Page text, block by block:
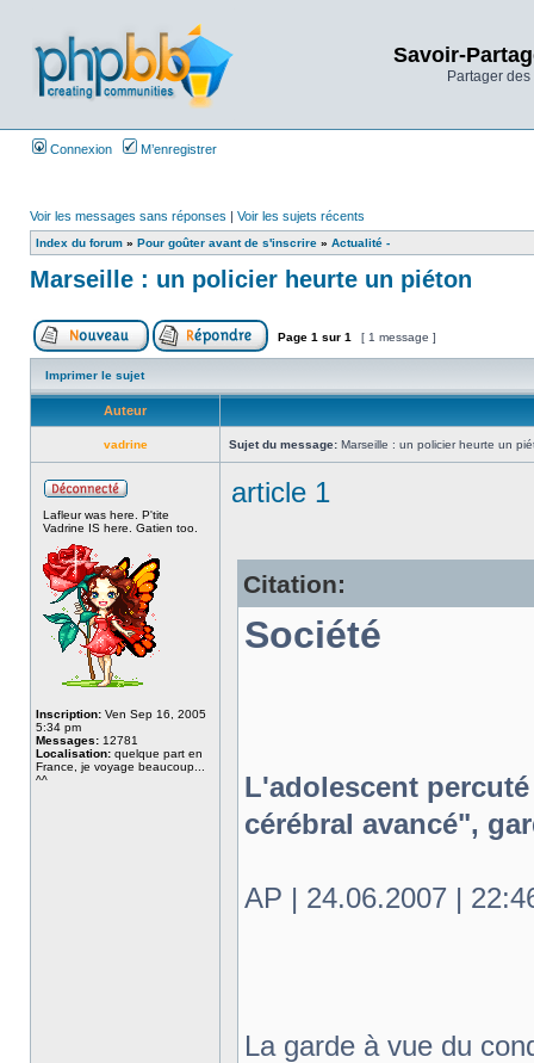
Savoir-
Partager
Connexion M’enregistrer
Voir les messages sans réponses | Voir les sujets récents
Index du forum » Pour goûter avant de s'inscrire » Actualité -
Marseille : un policier heurte un piéton
Page 1 sur 1 [ 1 message ]
Imprimer le sujet
Auteur
vadrine Sujet du message: Marseille : un policier heurte un
Lafleur was here. P'tite
Vadrine IS here. Gatien too.
Inscription: Ven Sep 16, 2005
5:34 pm
Messages: 12781
Localisation: quelque part en
France, je voyage beaucoup...
^^
article 1
Citation:
Société
L'adolescent
cérébral avancé",
AP | 24.06.2007 |
La garde à vue du